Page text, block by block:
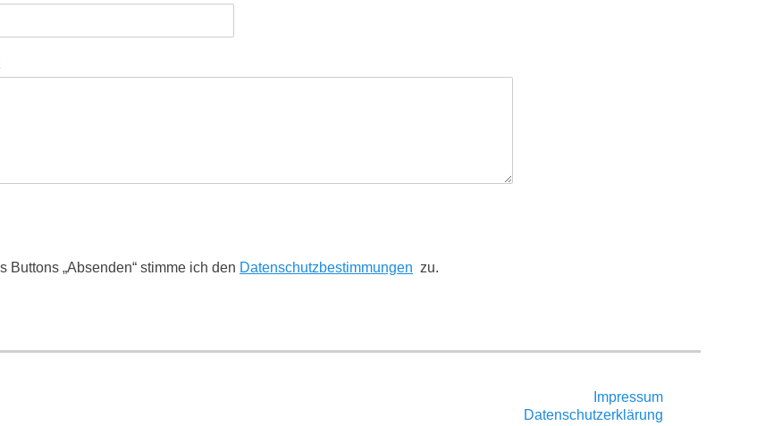
Buttons „Absenden“ stimme ich den Datenschutzbestimmungen zu.
Impressum
Datenschutzerklärung